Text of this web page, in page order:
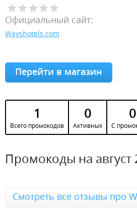
Официальный сайт:
Wayshotels.com
Перейти в магазин
1
Всего промокодов
0
Активных
0
С
Промокоды на август
Смотреть все отзывы про